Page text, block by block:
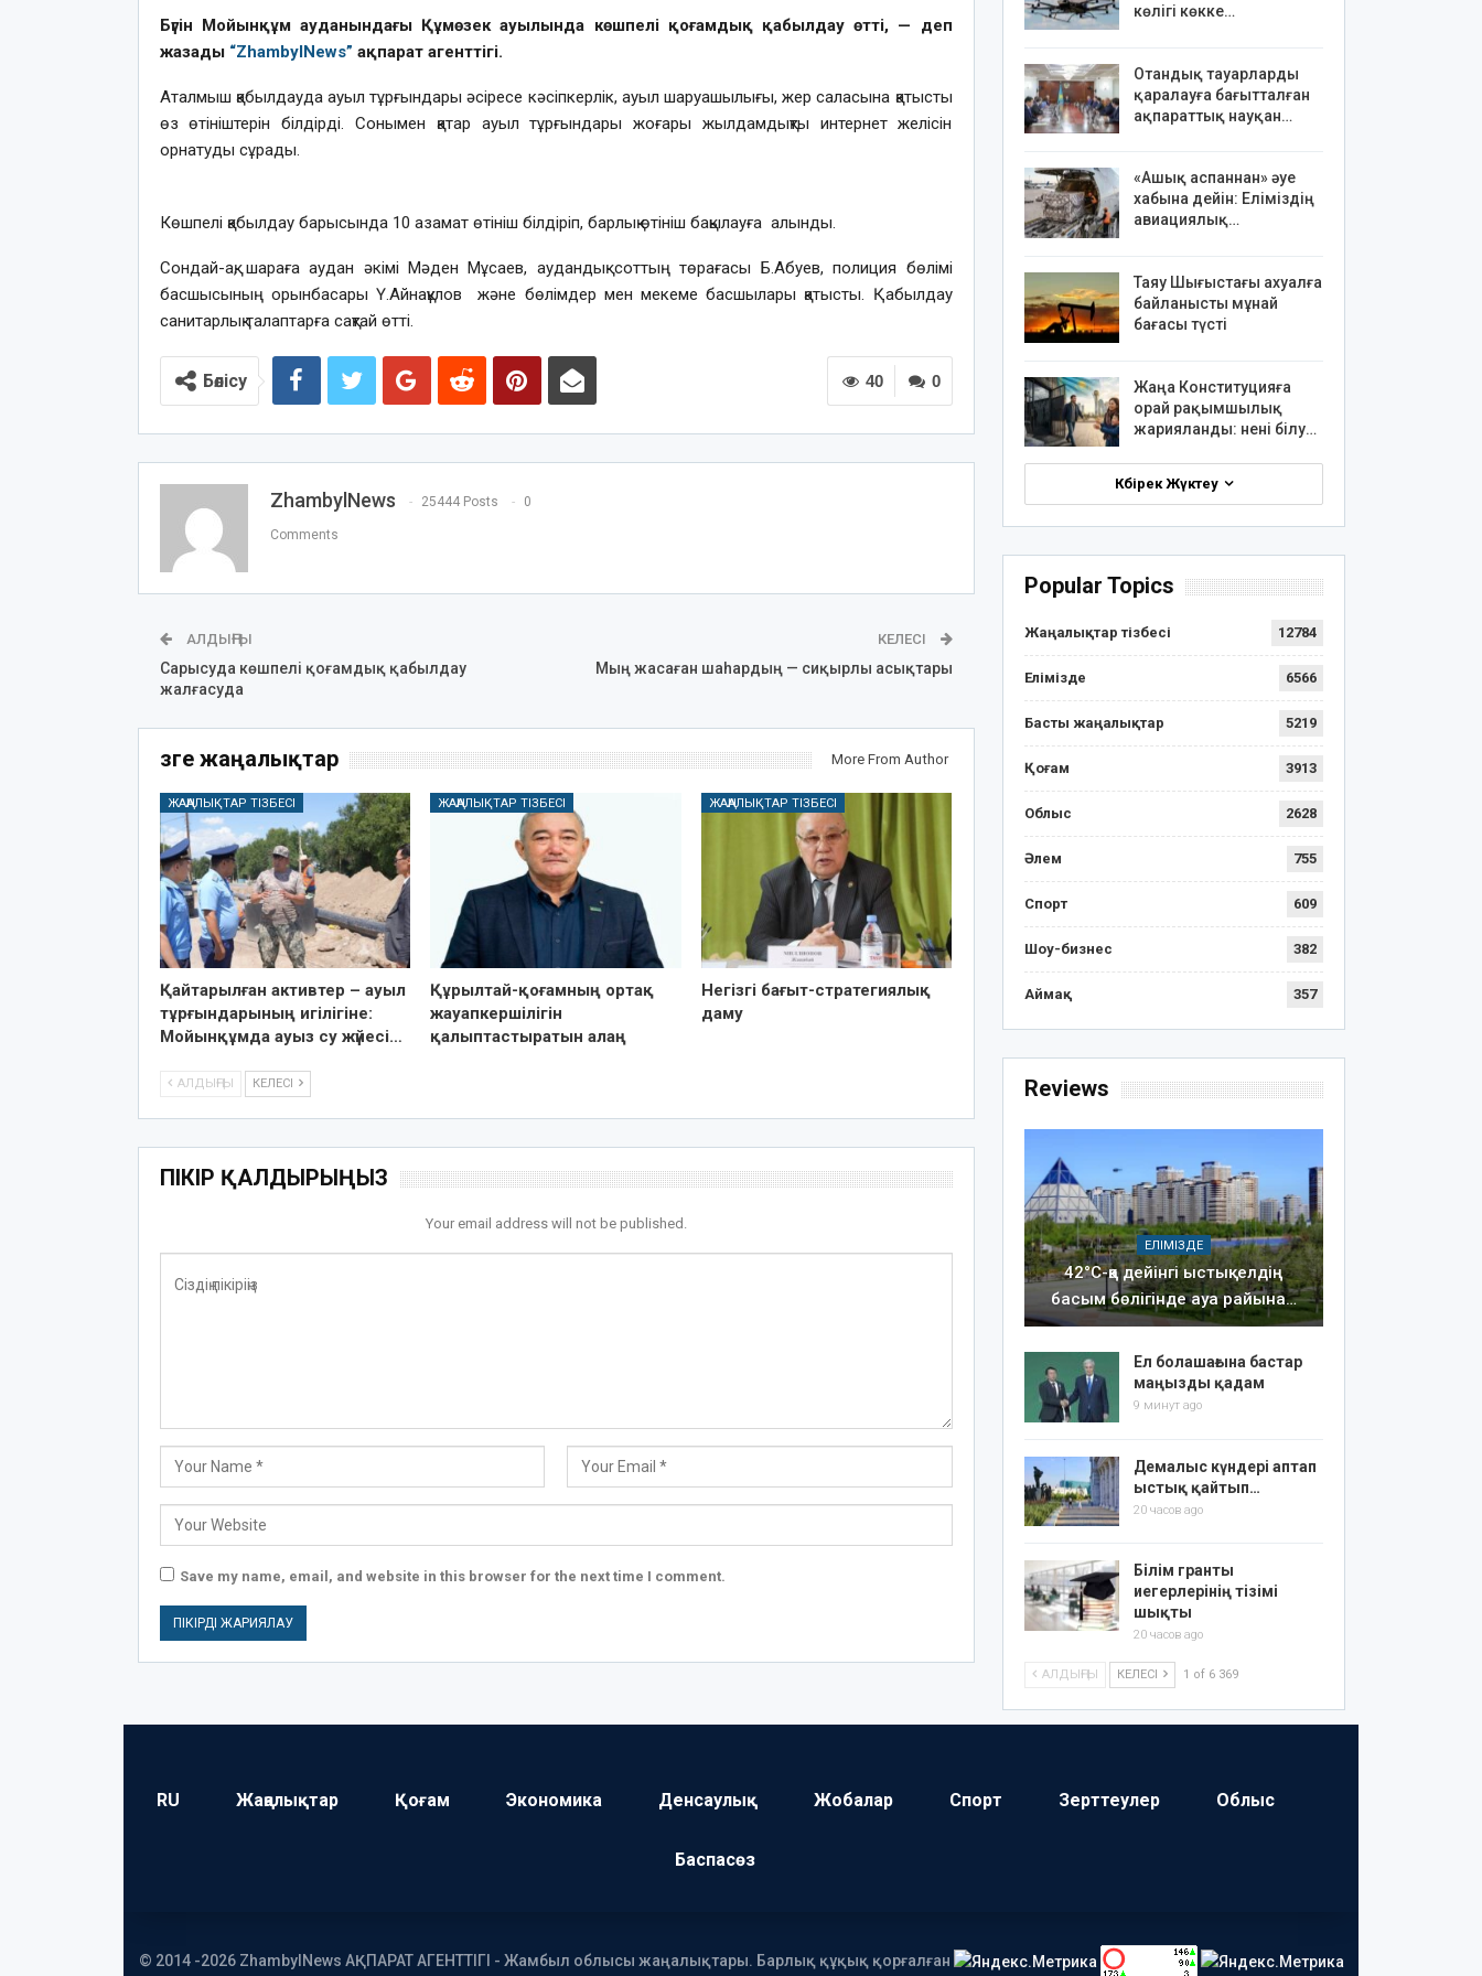
Бүгін Мойынқұм ауданындағы Құмөзек ауылында көшпелі қоғамдық қабылдау өтті, — деп
жазады “ZhambylNews” ақпарат агенттігі.
Аталмыш қабылдауда ауыл тұрғындары әсіресе кәсіпкерлік, ауыл шаруашылығы, жер саласына қатысты
өз өтініштерін білдірді. Сонымен қатар ауыл тұрғындары жоғары жылдамдықты интернет желісін
орнатуды сұрады.
Көшпелі қабылдау барысында 10 азамат өтініш білдіріп, барлық өтініш бақылауға алынды.
Сондай-ақ, шараға аудан әкімі Мәден Мұсаев, аудандық соттың төрағасы Б.Абуев, полиция бөлімі
басшысының орынбасары Ү.Айнақұлов және бөлімдер мен мекеме басшылары қатысты. Қабылдау
санитарлық талаптарға сақтай өтті.
0
40
Бөлісу
ZhambylNews 25444 Posts 0
Comments
АЛДЫҢҒЫ
Сарысуда көшпелі қоғамдық қабылдау
жалғасуда
КЕЛЕСІ
Мың жасаған шаhардың — сиқырлы асықтары
Өзге жаңалықтар More From Author
ЖАҢАЛЫҚТАР ТІЗБЕСІ
Қайтарылған активтер – ауыл
тұрғындарының игілігіне:
Мойынқұмда ауыз су жүйесі…
ЖАҢАЛЫҚТАР ТІЗБЕСІ
Құрылтай-қоғамның ортақ
жауапкершілігін
қалыптастыратын алаң
ЖАҢАЛЫҚТАР ТІЗБЕСІ
Негізгі бағыт-стратегиялық
даму
АЛДЫҢҒЫ КЕЛЕСІ
ПІКІР ҚАЛДЫРЫҢЫЗ
Your email address will not be published.
Save my name, email, and website in this browser for the next time I comment.
көлігі көкке…
Отандық тауарларды
қаралауға бағытталған
ақпараттық науқан…
«Ашық аспаннан» әуе
хабына дейін: Еліміздің
авиациялық…
Таяу Шығыстағы ахуалға
байланысты мұнай
бағасы түсті
Жаңа Конституцияға
орай рақымшылық
жарияланды: нені білу…
Көбірек Жүктеу
Popular Topics
Жаңалықтар тізбесі 12784
Елімізде 6566
Басты жаңалықтар 5219
Қоғам 3913
Облыс 2628
Әлем 755
Спорт 609
Шоу-бизнес 382
Аймақ 357
Reviews
ЕЛІМІЗДЕ
42°C-қа дейінгі ыстық: елдің
басым бөлігінде ауа райына…
Ел болашағына бастар
маңызды қадам
9 минут ago
Демалыс күндері аптап
ыстық қайтып…
20 часов ago
Білім гранты
иегерлерінің тізімі
шықты
20 часов ago
АЛДЫҢҒЫ КЕЛЕСІ 1 of 6 369
RU Жаңалықтар Қоғам Экономика Денсаулық Жобалар Спорт Зерттеулер Облыс
Баспасөз
© 2014 -2026 ZhambylNews АҚПАРАТ АГЕНТТІГІ - Жамбыл облысы жаңалықтары. Барлық құқық қорғалған